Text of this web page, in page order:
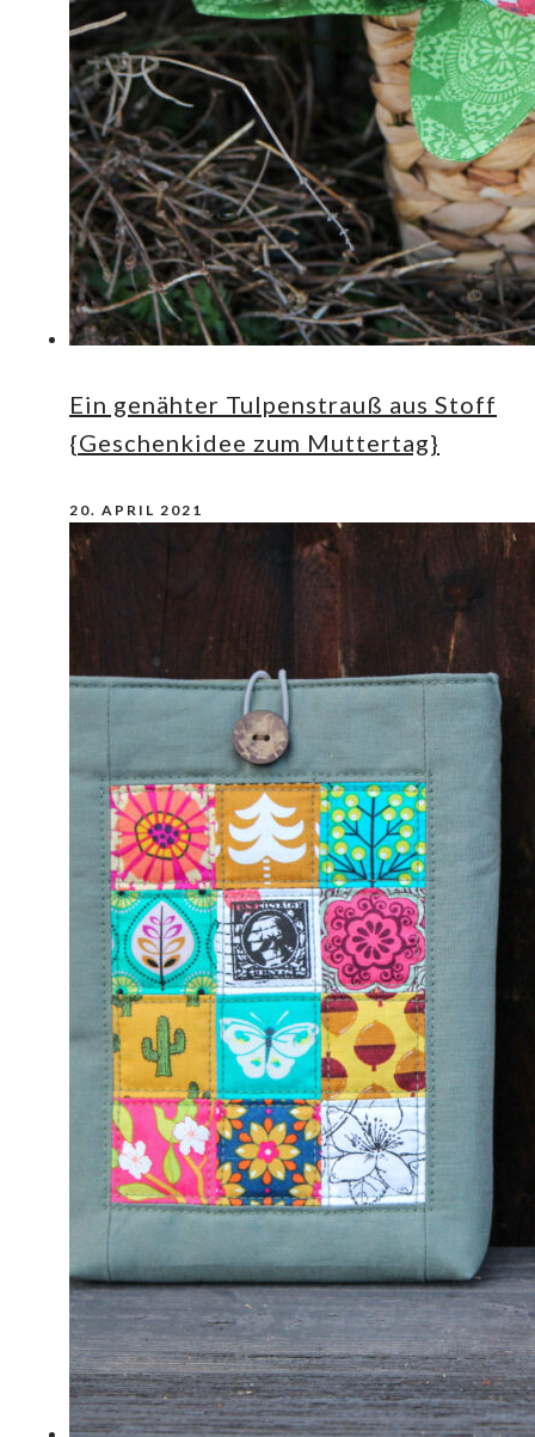
Ein genähter Tulpenstrauß aus Stoff
{Geschenkidee zum Muttertag}
20. APRIL 2021